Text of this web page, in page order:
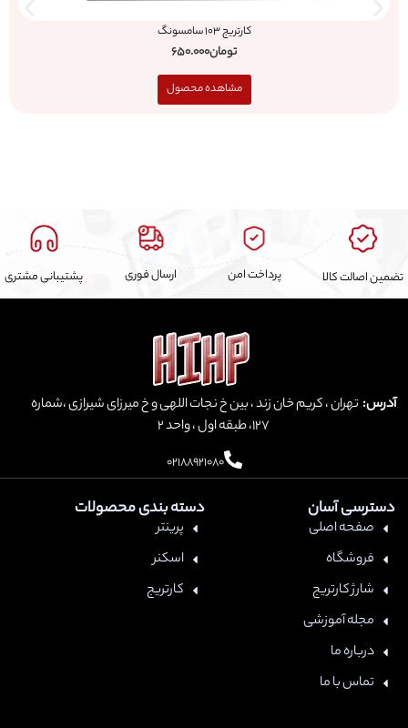
کارتریج 103 سامسونگ
تومان650.000
مشاهده محصول
اصالت کالا پرداخت امن ارسال فوری پشتیبانی مشتری
تهران ، کریم خان زند ، بین خ نجات اللهی و خ میرزای شیرازی ،شماره
02188921080
آسان
صفحه اصلی
فروشگاه
شارژ کارتریج
مجله آموزشی
درباره ما
تماس با ما
دسته بندی محصولات
پرینتر
اسکنر
کارتریج